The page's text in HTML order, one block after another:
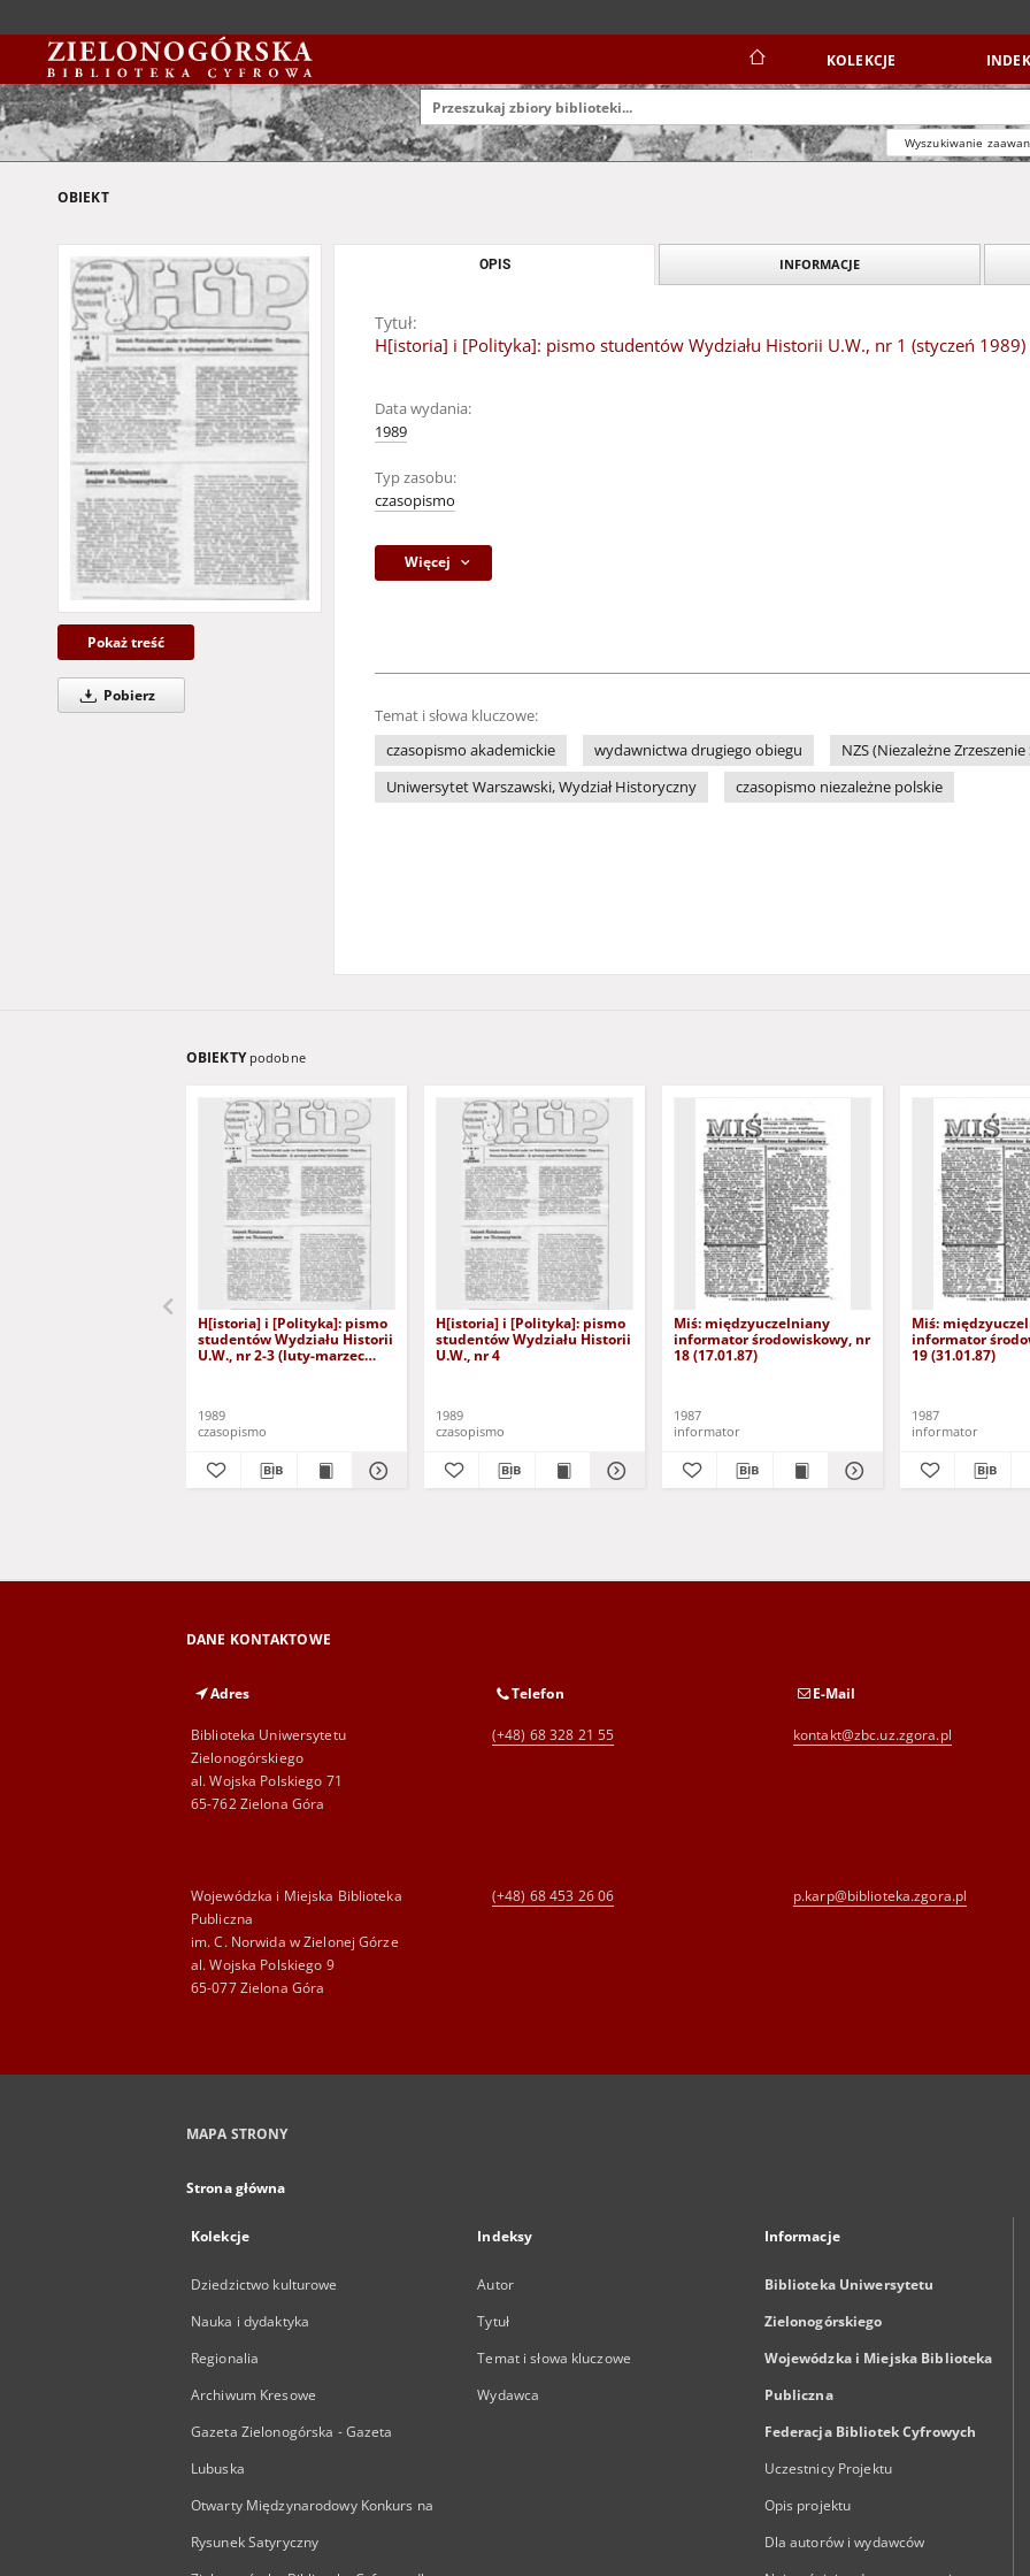
KOLEKCJE
Wyszukiwanie
OBIEKT
Pokaż treść
Pobierz
OPIS INFORMACJE
Tytuł:
H[istoria] i [Polityka]: pismo studentów Wydziału Historii U.W., nr 1 (styczeń 1989)
Data wydania:
1989
Typ zasobu:
czasopismo
Więcej
Temat i słowa kluczowe:
czasopismo akademickie
wydawnictwa drugiego obiegu
NZS (Niezależne
Uniwersytet Warszawski, Wydział Historyczny
czasopismo niezależne polskie
OBIEKTY podobne
H[istoria] i [Polityka]: pismo
studentów Wydziału Historii
U.W., nr 2-3 (luty-marzec
1989
czasopismo
H[istoria] i [Polityka]: pismo
studentów Wydziału Historii
U.W., nr 4
1989
czasopismo
Miś: międzyuczelniany
informator środowiskowy, nr
18 (17.01.87)
1987
informator
Miś:
informator
19 (31.01.87)
1987
informator
DANE KONTAKTOWE
Adres
Biblioteka Uniwersytetu
Zielonogórskiego
al. Wojska Polskiego 71
65-762 Zielona Góra
Telefon
(+48) 68 328 21 55
E-Mail
kontakt@zbc.uz.zgora.pl
Wojewódzka i Miejska Biblioteka
Publiczna
im. C. Norwida w Zielonej Górze
al. Wojska Polskiego 9
65-077 Zielona Góra
(+48) 68 453 26 06 p.karp@biblioteka.zgora.pl
MAPA STRONY
Strona główna
Kolekcje
Dziedzictwo kulturowe
Nauka i dydaktyka
Regionalia
Archiwum Kresowe
Gazeta Zielonogórska - Gazeta
Lubuska
Otwarty Międzynarodowy Konkurs na
Rysunek Satyryczny
Indeksy
Autor
Tytuł
Temat i słowa kluczowe
Wydawca
Informacje
Biblioteka Uniwersytetu
Zielonogórskiego
Wojewódzka i Miejska Biblioteka
Publiczna
Federacja Bibliotek Cyfrowych
Uczestnicy Projektu
Opis projektu
Dla autorów i wydawców